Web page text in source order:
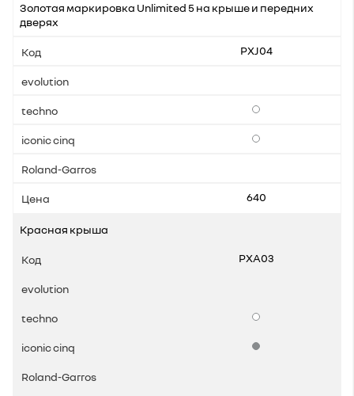
Золотая маркировка Unlimited 5 на крыше и передних
дверях
PXJ04
Опции
Опции
640
Красная крыша
PXA03
Опции
Стандартная